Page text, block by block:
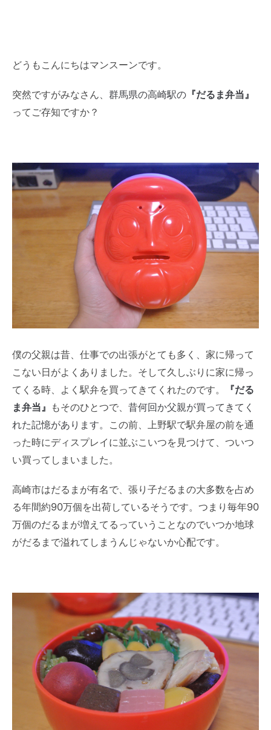
どうもこんにちはマンスーンです。
突然ですがみなさん、 群馬県の高崎駅の 『だるま弁当』
ってご存知ですか？
僕の父親は昔、仕事での出張がとても多く、家に帰って
こない日がよくありました。そして久しぶりに家に帰っ
てくる時、よく駅弁を買ってきてくれたのです。
『だる
ま弁当』 もそのひとつで、 昔何回か父親が買ってきてく
れた記憶があります。
この前、上野駅で駅弁屋の前を通
った時にディスプレイに並ぶこいつを見つけて、ついつ
い買ってしまいました。
高崎市はだるまが有名で、張り子だるまの大多数を占め
る年間約90万個を出荷しているそうです。つまり毎年90
万個のだるまが増えてるっていうことなのでいつか地球
がだるまで溢れてしまうんじゃないか心配です。